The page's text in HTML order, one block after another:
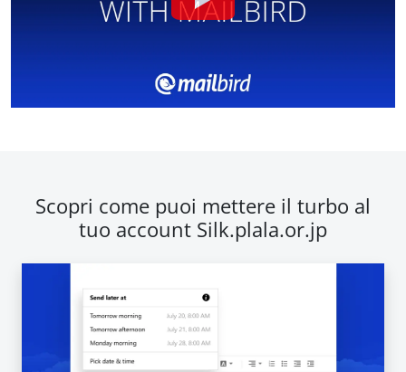
Scopri come puoi mettere il turbo al
tuo account Silk.plala.or.jp